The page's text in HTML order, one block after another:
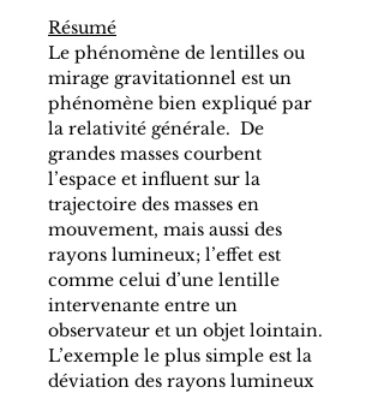
Résumé
Le phénomène de lentilles ou
mirage gravitationnel est un
phénomène bien expliqué par
la relativité générale.  De
grandes masses courbent
l’espace et influent sur la
trajectoire des masses en
mouvement, mais aussi des
rayons lumineux; l’effet est
comme celui d’une lentille
intervenante entre un
observateur et un objet lointain.
L’exemple le plus simple est la
déviation des rayons lumineux